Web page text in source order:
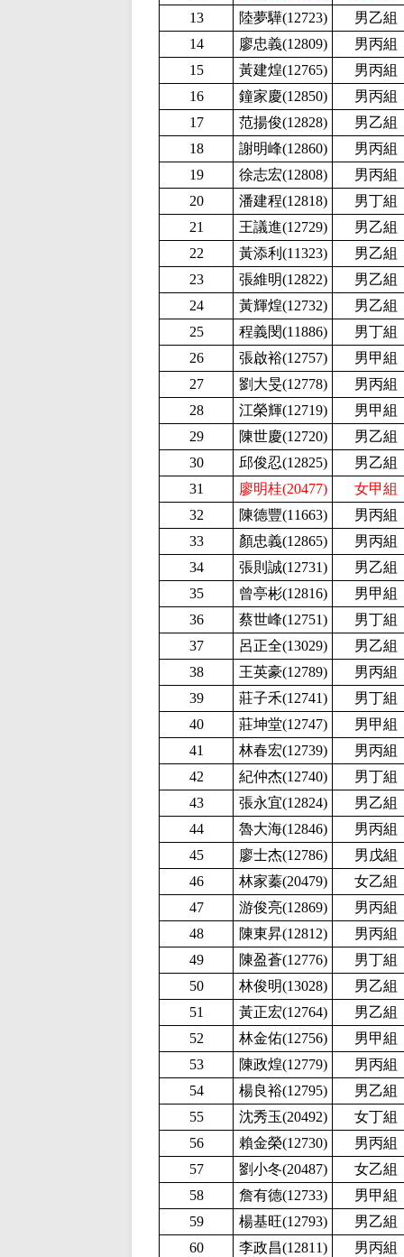
13
陸夢驊(12723)
男乙組
14
廖忠義(12809)
男丙組
15
黃建煌(12765)
男丙組
16
鐘家慶(12850)
男丙組
17
范揚俊(12828)
男乙組
18
謝明峰(12860)
男丙組
19
徐志宏(12808)
男丙組
20
潘建程(12818)
男丁組
21
王議進(12729)
男乙組
22
黃添利(11323)
男乙組
23
張維明(12822)
男乙組
24
黃輝煌(12732)
男乙組
25
程義閔(11886)
男丁組
26
張啟裕(12757)
男甲組
27
劉大旻(12778)
男丙組
28
江榮輝(12719)
男甲組
29
陳世慶(12720)
男乙組
30
邱俊忍(12825)
男乙組
31
廖明桂(20477)
女甲組
32
陳德豐(11663)
男丙組
33
顏忠義(12865)
男丙組
34
張則誠(12731)
男乙組
35
曾亭彬(12816)
男甲組
36
蔡世峰(12751)
男丁組
37
呂正全(13029)
男乙組
38
王英豪(12789)
男丙組
39
莊子禾(12741)
男丁組
40
莊坤堂(12747)
男甲組
41
林春宏(12739)
男丙組
42
紀仲杰(12740)
男丁組
43
張永宜(12824)
男乙組
44
魯大海(12846)
男丙組
45
廖士杰(12786)
男戊組
46
林家蓁(20479)
女乙組
47
游俊亮(12869)
男丙組
48
陳東昇(12812)
男丙組
49
陳盈蒼(12776)
男丁組
50
林俊明(13028)
男乙組
51
黃正宏(12764)
男乙組
52
林金佑(12756)
男甲組
53
陳政煌(12779)
男丙組
54
楊良裕(12795)
男乙組
55
沈秀玉(20492)
女丁組
56
賴金榮(12730)
男丙組
57
劉小冬(20487)
女乙組
58
詹有德(12733)
男甲組
59
楊基旺(12793)
男乙組
60
李政昌(12811)
男丙組